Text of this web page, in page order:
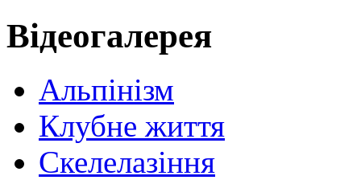
Відеогалерея
Альпінізм
Клубне життя
Скелелазіння